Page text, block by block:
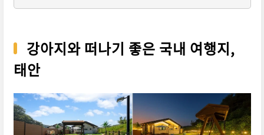
강아지와 떠나기 좋은 국내 여행지,
태안